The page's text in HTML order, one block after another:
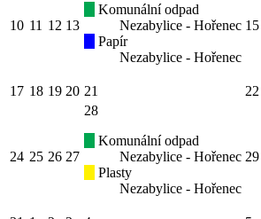
10 11 12 13
Komunální odpad
Nezabylice - Hořenec
Papír
Nezabylice - Hořenec
15
17 18 19 20 21 22
24 25 26 27
28
Komunální odpad
Nezabylice - Hořenec
Plasty
Nezabylice - Hořenec
29